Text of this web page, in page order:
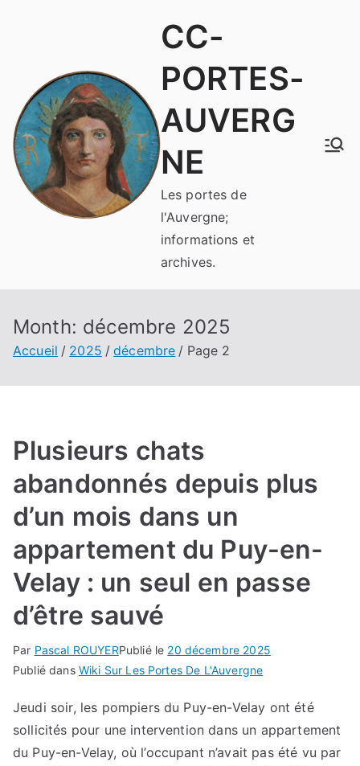
CC-
PORTES-
AUVERG
NE
Les portes de
l'Auvergne;
informations et
archives.
Month: décembre 2025
Accueil 2025 décembre Page 2
Plusieurs chats
abandonnés depuis plus
d’un mois dans un
appartement du Puy-en-
Velay : un seul en passe
d’être sauvé
Par Pascal ROUYERPublié le 20 décembre 2025
Publié dans Wiki Sur Les Portes De L'Auvergne
Jeudi soir, les pompiers du Puy-en-Velay ont été
sollicités pour une intervention dans un appartement
du Puy-en-Velay, où l’occupant n’avait pas été vu par